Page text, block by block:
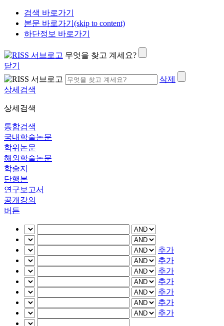
검색 바로가기
본문 바로가기(skip to content)
하단정보 바로가기
무엇을 찾고 계세요?
닫기
삭제
상세검색
상세검색
통합검색
국내학술논문
학위논문
해외학술논문
학술지
단행본
연구보고서
공개강의
버튼
추가
추가
추가
추가
추가
추가
추가